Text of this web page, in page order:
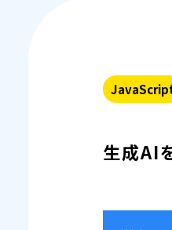
生成AI